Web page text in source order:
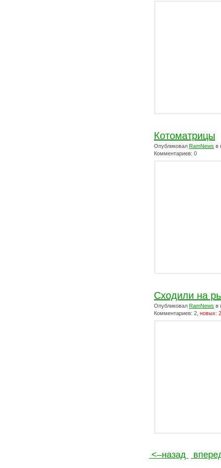
Котоматрицы
Опубликовал RamNews в
Комментариев: 0
Сходили на
Опубликовал RamNews в
Комментариев: 2, новых: 2
<–назад